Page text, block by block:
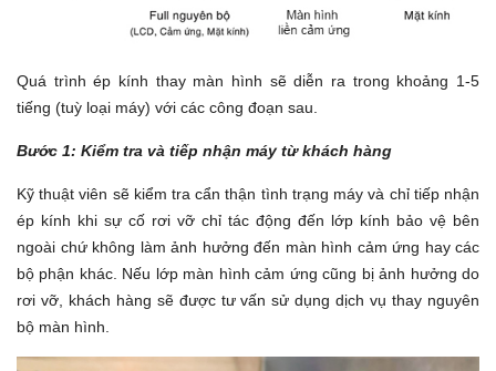
Quá trình ép kính thay màn hình sẽ diễn ra trong khoảng 1-5
tiếng (tuỳ loại máy) với các công đoạn sau.
Bước 1: Kiểm tra và tiếp nhận máy từ khách hàng
Kỹ thuật viên sẽ kiểm tra cẩn thận tình trạng máy và chỉ tiếp nhận
ép kính khi sự cố rơi vỡ chỉ tác động đến lớp kính bảo vệ bên
ngoài chứ không làm ảnh hưởng đến màn hình cảm ứng hay các
bộ phận khác. Nếu lớp màn hình cảm ứng cũng bị ảnh hưởng do
rơi vỡ, khách hàng sẽ được tư vấn sử dụng dịch vụ thay nguyên
bộ màn hình.